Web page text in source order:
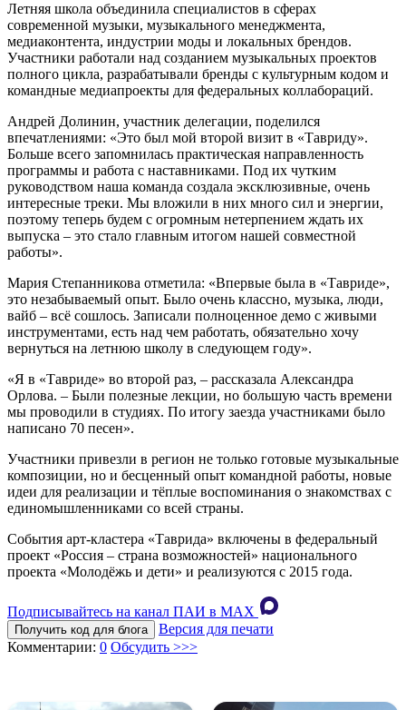
Летняя школа объединила специалистов в сферах
современной музыки, музыкального менеджмента,
медиаконтента, индустрии моды и локальных брендов.
Участники работали над созданием музыкальных проектов
полного цикла, разрабатывали бренды с культурным кодом и
командные медиапроекты для федеральных коллабораций.
Андрей Долинин, участник делегации, поделился
впечатлениями: «Это был мой второй визит в «Тавриду».
Больше всего запомнилась практическая направленность
программы и работа с наставниками. Под их чутким
руководством наша команда создала эксклюзивные, очень
интересные треки. Мы вложили в них много сил и энергии,
поэтому теперь будем с огромным нетерпением ждать их
выпуска – это стало главным итогом нашей совместной
работы».
Мария Степанникова отметила: «Впервые была в «Тавриде»,
это незабываемый опыт. Было очень классно, музыка, люди,
вайб – всё сошлось. Записали полноценное демо с живыми
инструментами, есть над чем работать, обязательно хочу
вернуться на летнюю школу в следующем году».
«Я в «Тавриде» во второй раз, – рассказала Александра
Орлова. – Были полезные лекции, но большую часть времени
мы проводили в студиях. По итогу заезда участниками было
написано 70 песен».
Участники привезли в регион не только готовые музыкальные
композиции, но и бесценный опыт командной работы, новые
идеи для реализации и тёплые воспоминания о знакомствах с
единомышленниками со всей страны.
События арт-кластера «Таврида» включены в федеральный
проект «Россия – страна возможностей» национального
проекта «Молодёжь и дети» и реализуются с 2015 года.
Подписывайтесь на канал ПАИ в MAХ
Получить код для блога
Версия для печати
Комментарии: 0 Обсудить >>>